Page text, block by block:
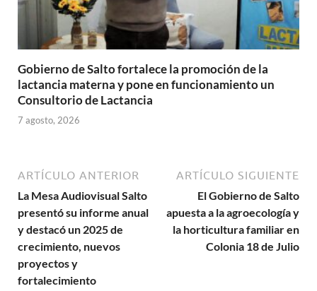
Gobierno de Salto fortalece la promoción de la
lactancia materna y pone en funcionamiento un
Consultorio de Lactancia
7 agosto, 2026
ARTÍCULO ANTERIOR
La Mesa Audiovisual Salto
presentó su informe anual
y destacó un 2025 de
crecimiento, nuevos
proyectos y
fortalecimiento
ARTÍCULO SIGUIENTE
El Gobierno de Salto
apuesta a la agroecología y
la horticultura familiar en
Colonia 18 de Julio